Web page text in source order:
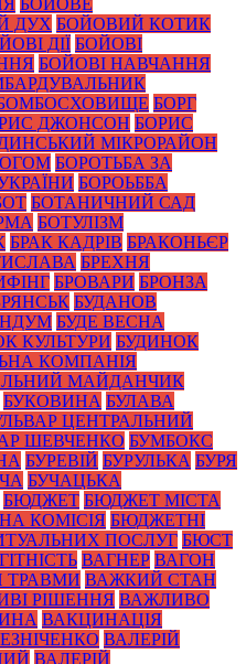
ДУХ БОЙОВИЙ КОТИК
ДІЇ БОЙОВІ
БОЙОВІ НАВЧАННЯ
БОРГ
ДЖОНСОН БОРИС
МІКРОРАЙОН
БОРОТЬБА ЗА
БОРОЬББА
БОТАНИЧНИЙ САД
БОТУЛІЗМ
БРАК КАДРІВ БРАКОНЬЄР
БРЕХНЯ
БРОВАРИ БРОНЗА
БУДАНОВ
БУДЕ ВЕСНА
КУЛЬТУРИ БУДИНОК
КОМПАНІЯ
МАЙДАНЧИК
БУКОВИНА БУЛАВА
ЦЕНТРАЛЬНИЙ
ШЕВЧЕНКО БУМБОКС
БУРЕВІЙ БУРУЛЬКА БУРЯ
БУЧАЦЬКА
БЮДЖЕТ БЮДЖЕТ МІСТА
КОМІСІЯ БЮДЖЕТНІ
ПОСЛУГ БЮСТ
ВАГНЕР ВАГОН
ТРАВМИ ВАЖКИЙ СТАН
РІШЕННЯ ВАЖЛИВО
ВАКЦИНАЦІЯ
ВАЛЕРІЙ
ВАЛЕРІЙ